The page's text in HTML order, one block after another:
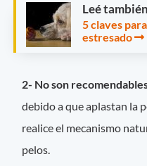
Leé también
5 claves
estresado
2- No son
debido a que aplastan la
realice el mecanismo
pelos.